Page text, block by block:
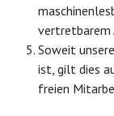
vertretbarem
Soweit
ist, gilt dies
freien